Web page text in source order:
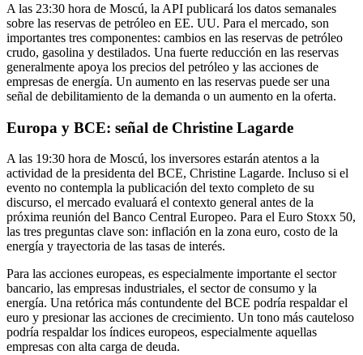
A las 23:30 hora de Moscú, la API publicará los datos semanales
sobre las reservas de petróleo en EE. UU. Para el mercado, son
importantes tres componentes: cambios en las reservas de petróleo
crudo, gasolina y destilados. Una fuerte reducción en las reservas
generalmente apoya los precios del petróleo y las acciones de
empresas de energía. Un aumento en las reservas puede ser una
señal de debilitamiento de la demanda o un aumento en la oferta.
Europa y BCE: señal de Christine Lagarde
A las 19:30 hora de Moscú, los inversores estarán atentos a la
actividad de la presidenta del BCE, Christine Lagarde. Incluso si el
evento no contempla la publicación del texto completo de su
discurso, el mercado evaluará el contexto general antes de la
próxima reunión del Banco Central Europeo. Para el Euro Stoxx 50,
las tres preguntas clave son: inflación en la zona euro, costo de la
energía y trayectoria de las tasas de interés.
Para las acciones europeas, es especialmente importante el sector
bancario, las empresas industriales, el sector de consumo y la
energía. Una retórica más contundente del BCE podría respaldar el
euro y presionar las acciones de crecimiento. Un tono más cauteloso
podría respaldar los índices europeos, especialmente aquellas
empresas con alta carga de deuda.